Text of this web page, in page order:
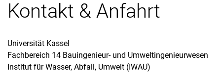
Kontakt & Anfahrt
Universität Kassel
Fachbereich 14 Bauingenieur- und Umweltingenieurwesen
Institut für Wasser, Abfall, Umwelt (IWAU)